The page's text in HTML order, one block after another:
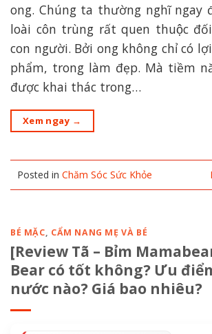
ong. Chúng ta thường nghĩ ngay
loài côn trùng rất quen thuộc
con người. Bởi ong không chỉ có
phẩm, trong làm đẹp. Mà tiềm
được khai thác trong…
Xem ngay →
Posted in Chăm Sóc Sức Khỏe
BÉ MẶC, CẨM NANG MẸ VÀ BÉ
[Review Tã – Bỉm
Bear có tốt không? Ưu
nước nào? Giá bao nhiêu?